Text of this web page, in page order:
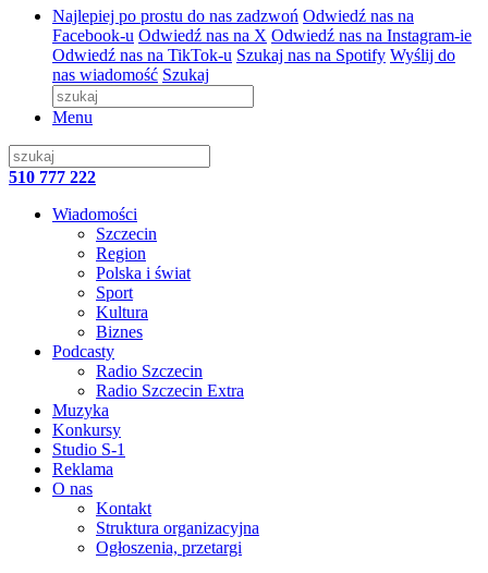
Najlepiej po prostu do nas zadzwoń Odwiedź nas na
Facebook-u Odwiedź nas na X Odwiedź nas na Instagram-ie
Odwiedź nas na TikTok-u Szukaj nas na Spotify Wyślij do
nas wiadomość Szukaj
Menu
510 777 222
Wiadomości
Szczecin
Region
Polska i świat
Sport
Kultura
Biznes
Podcasty
Radio Szczecin
Radio Szczecin Extra
Muzyka
Konkursy
Studio S-1
Reklama
O nas
Kontakt
Struktura organizacyjna
Ogłoszenia, przetargi